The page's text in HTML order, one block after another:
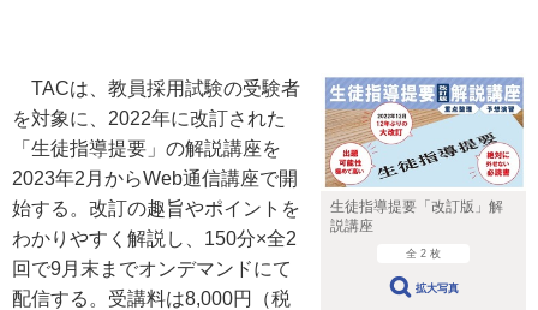
生徒指導提要「改訂版」解
説講座
全 2 枚
拡大写真
TACは、教員採用試験の受験者
を対象に、2022年に改訂された
「生徒指導提要」の解説講座を
2023年2月からWeb通信講座で開
始する。改訂の趣旨やポイントを
わかりやすく解説し、150分×全2
回で9月末までオンデマンドにて
配信する。受講料は8,000円（税